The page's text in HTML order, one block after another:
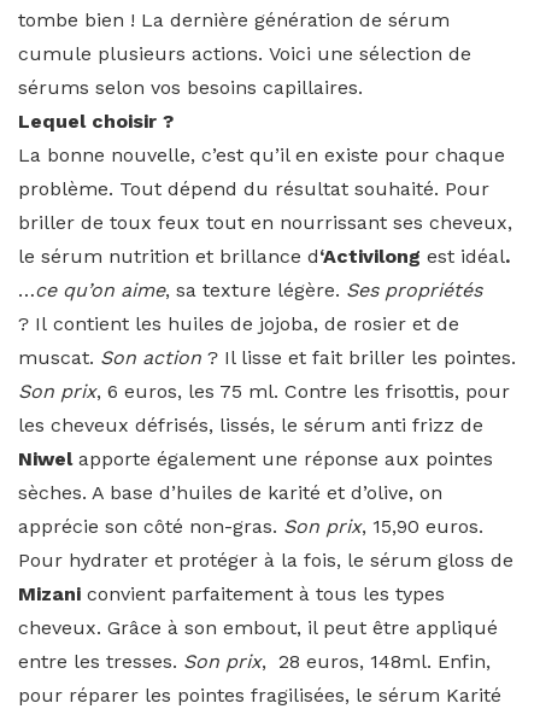
tombe bien ! La dernière génération de sérum
cumule plusieurs actions. Voici une sélection de
sérums selon vos besoins capillaires.
Lequel choisir ?
La bonne nouvelle, c’est qu’il en existe pour chaque
problème. Tout dépend du résultat souhaité. Pour
briller de toux feux tout en nourrissant ses cheveux,
le sérum nutrition et brillance d‘Activilong est idéal.
…ce qu’on aime, sa texture légère. Ses propriétés
? Il contient les huiles de jojoba, de rosier et de
muscat. Son action ? Il lisse et fait briller les pointes.
Son prix, 6 euros, les 75 ml. Contre les frisottis, pour
les cheveux défrisés, lissés, le sérum anti frizz de
Niwelapporte également une réponse aux pointes
sèches. A base d’huiles de karité et d’olive, on
apprécie son côté non-gras. Son prix, 15,90 euros.
Pour hydrater et protéger à la fois, le sérum gloss de
Mizani convient parfaitement à tous les types
cheveux. Grâce à son embout, il peut être appliqué
entre les tresses. Son prix, 28 euros, 148ml. Enfin,
pour réparer les pointes fragilisées, le sérum Karité